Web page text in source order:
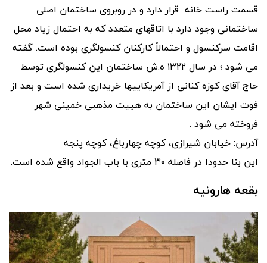
قسمت راست خانه قرار دارد و در روبروی ساختمان اصلی
ساختمانی وجود دارد با اتاقهای متعدد که به احتمال زیاد محل
اقامت سرکنسول و احتمالاً کارکنان کنسولگری بوده است. گفته
می شود ؛ در سال ۱۳۲۲ ه.ش ساختمان این کنسولگری توسط
حاج آقای کوزه کنانی از آمریکاییها خریداری شده است و بعد از
فوت ایشان این ساختمان به هییت مذهبی خمینی شهر
فروخته می شود .
آدرس: خیابان شیرازی، کوچه چهارباغ، کوچه پنجه
این بنا حدودا در فاصله ۳۰ متری با باب الجواد واقع شده است.
بقعه هارونیه